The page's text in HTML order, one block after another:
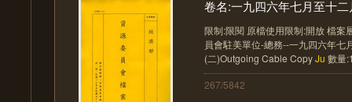
卷名:一九四六年七月至十二
限制:限閱 原檔使用限制:開放 檔案
員會駐美單位-總務--一九四六年七
(二)Outgoing Cable CopyJu 數量
267/5842